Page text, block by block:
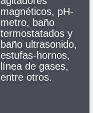
magnéticos, pH-
metro, baño
termostatados y
baño ultrasonido,
estufas-hornos,
línea de gases,
entre otros.